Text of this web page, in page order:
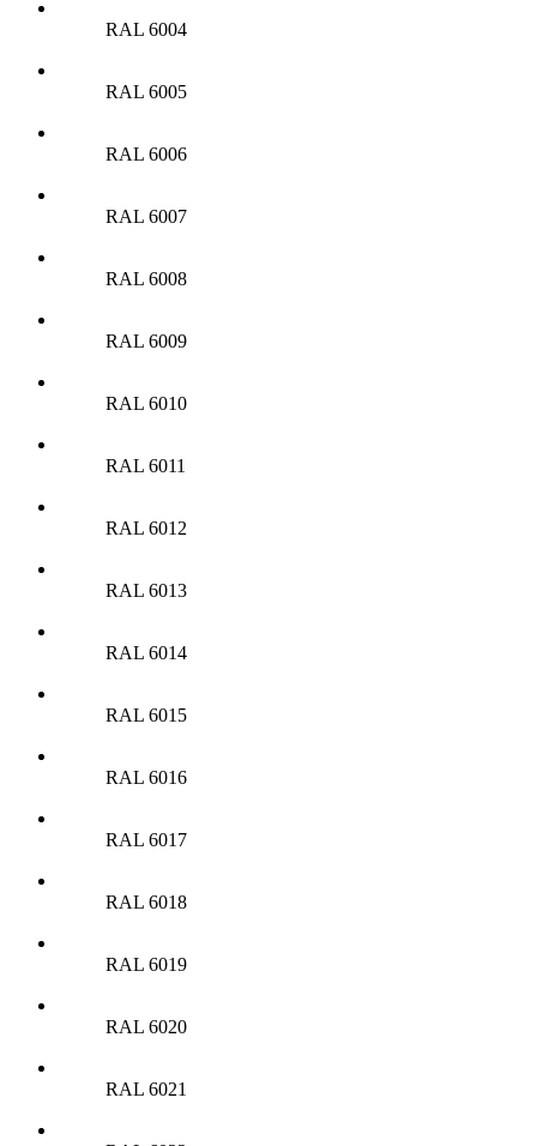
RAL 6004
RAL 6005
RAL 6006
RAL 6007
RAL 6008
RAL 6009
RAL 6010
RAL 6011
RAL 6012
RAL 6013
RAL 6014
RAL 6015
RAL 6016
RAL 6017
RAL 6018
RAL 6019
RAL 6020
RAL 6021